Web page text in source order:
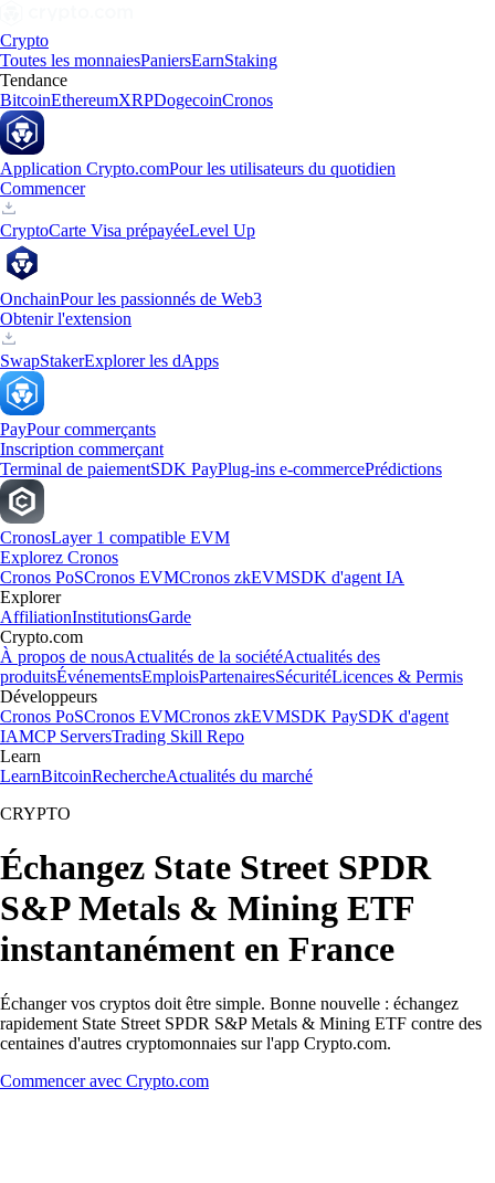
Crypto
Toutes les monnaiesPaniersEarnStaking
Tendance
BitcoinEthereumXRPDogecoinCronos
Application Crypto.comPour les utilisateurs du quotidien
Commencer
CryptoCarte Visa prépayéeLevel Up
OnchainPour les passionnés de Web3
Obtenir l'extension
SwapStakerExplorer les dApps
PayPour commerçants
Inscription commerçant
Terminal de paiementSDK PayPlug-ins e-commercePrédictions
CronosLayer 1 compatible EVM
Explorez Cronos
Cronos PoSCronos EVMCronos zkEVMSDK d'agent IA
Explorer
AffiliationInstitutionsGarde
Crypto.com
À propos de nousActualités de la sociétéActualités des
produitsÉvénementsEmploisPartenairesSécuritéLicences & Permis
Développeurs
Cronos PoSCronos EVMCronos zkEVMSDK PaySDK d'agent
IAMCP ServersTrading Skill Repo
Learn
LearnBitcoinRechercheActualités du marché
CRYPTO
Échangez State Street SPDR
S&P Metals & Mining ETF
instantanément en France
Échanger vos cryptos doit être simple. Bonne nouvelle : échangez
rapidement State Street SPDR S&P Metals & Mining ETF contre des
centaines d'autres cryptomonnaies sur l'app Crypto.com.
Commencer avec Crypto.com